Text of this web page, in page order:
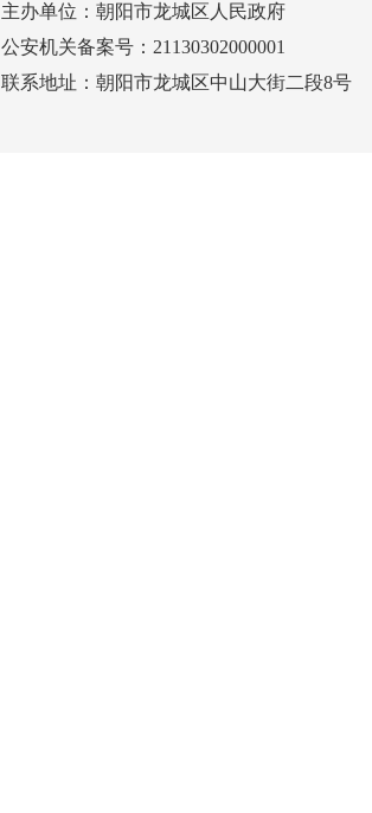
主办单位：朝阳市龙城区人民政府
公安机关备案号：21130302000001
联系地址：朝阳市龙城区中山大街二段8号